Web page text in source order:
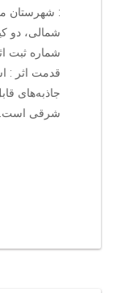
: شهرستان
شمالی، دو
قدمت اثر :
جاذبه‌های
شرقی است.